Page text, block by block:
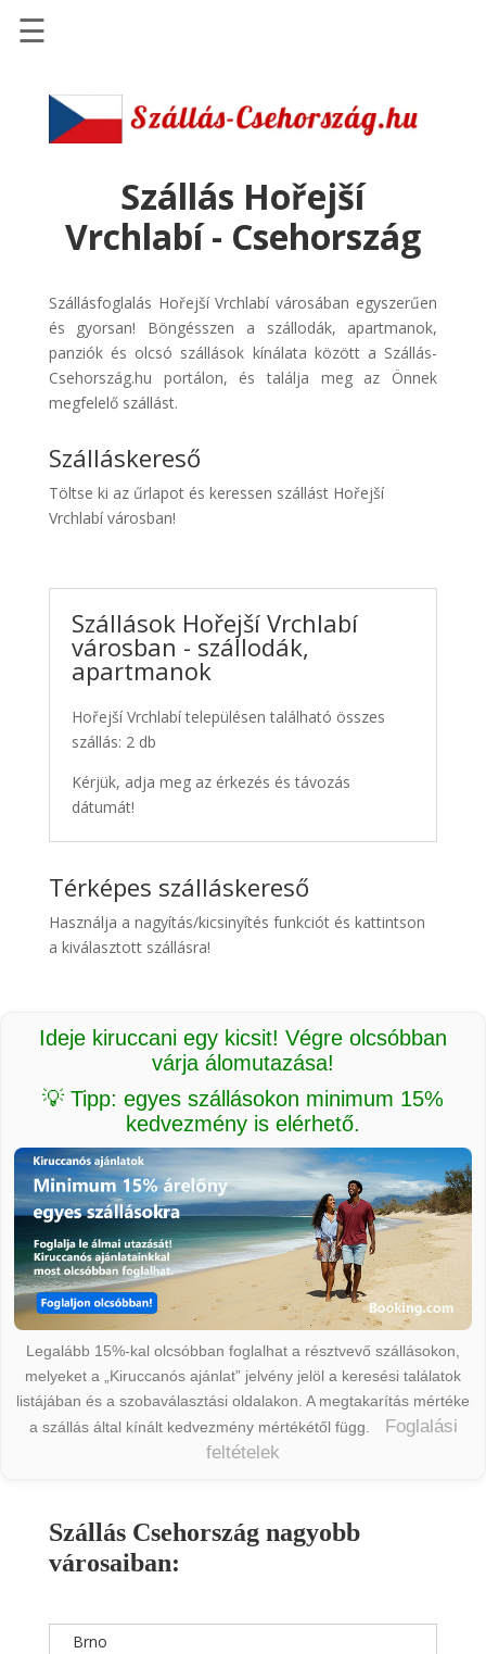
Szállások
Szállásinfo.eu
Repülőjegy
pénzvisszatérítéssel
Discover
Cars
Transzfer
Kiwi
Taxi
☰
Szállás Hořejší
Vrchlabí - Csehország
Szállásfoglalás Hořejší Vrchlabí városában egyszerűen
és gyorsan! Böngésszen a szállodák, apartmanok,
panziók és olcsó szállások kínálata között a Szállás-
Csehország.hu portálon, és találja meg az Önnek
megfelelő szállást.
Szálláskereső
Töltse ki az űrlapot és keressen szállást Hořejší
Vrchlabí városban!
Szállások Hořejší Vrchlabí
városban - szállodák,
apartmanok
Hořejší Vrchlabí településen található összes
szállás: 2 db
Kérjük, adja meg az érkezés és távozás
dátumát!
Térképes szálláskereső
Használja a nagyítás/kicsinyítés funkciót és kattintson
a kiválasztott szállásra!
Ideje kiruccani egy kicsit! Végre olcsóbban
várja álomutazása!
💡 Tipp: egyes szállásokon minimum 15%
kedvezmény is elérhető.
Legalább 15%-kal olcsóbban foglalhat a résztvevő szállásokon,
melyeket a „Kiruccanós ajánlat” jelvény jelöl a keresési találatok
listájában és a szobaválasztási oldalakon. A megtakarítás mértéke
a szállás által kínált kedvezmény mértékétől függ.
Foglalási
feltételek
Szállás Csehország nagyobb
városaiban:
Brno